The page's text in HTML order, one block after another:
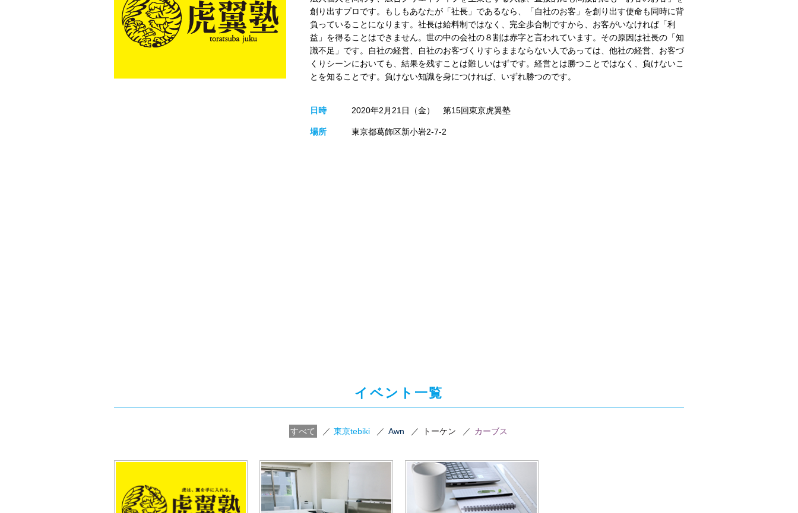
創り出すプロです。もしもあなたが「社長」であるなら、「自社のお客」を創り出す使命も同時に背
負っていることになります。社長は給料制ではなく、完全歩合制ですから、お客がいなければ「利
益」を得ることはできません。世の中の会社の８割は赤字と言われています。その原因は社長の「知
識不足」です。自社の経営、自社のお客づくりすらままならない人であっては、他社の経営、お客づ
くりシーンにおいても、結果を残すことは難しいはずです。経営とは勝つことではなく、負けないこ
とを知ることです。負けない知識を身につければ、いずれ勝つのです。
日時 2020年2月21日（金） 第15回東京虎翼塾
場所 東京都葛飾区新小岩2-7-2
イベント一覧
すべて ／ 東京tebiki ／ Awn ／ トーケン ／ カーブス